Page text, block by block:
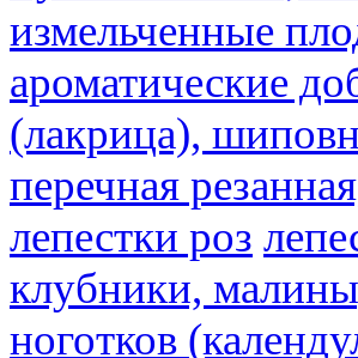
измельченные
ароматические
(лакрица),
перечная
лепестки роз
клубники,
ноготков